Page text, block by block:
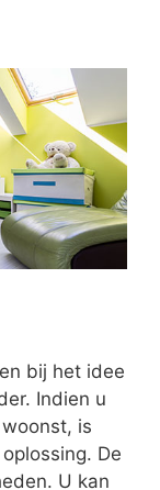
bij het idee
Indien u
is
De
U kan